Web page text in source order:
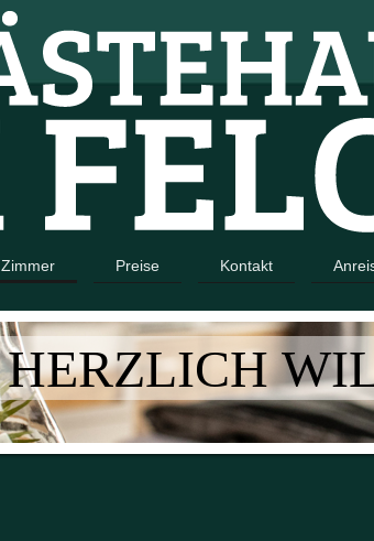
Zimmer Preise Kontakt
HERZLICH